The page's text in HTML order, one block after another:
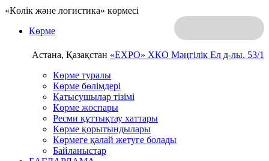
«Көлік және логистика» көрмесі
Астана, Қазақстан «EXPO» ХКО Мәңгілік Ел д-лы. 53/1
Көрме
Көрме туралы
Көрме бөлімдері
Қатысушылар тізімі
Көрме жоспары
Ресми құттықтау хаттары
Көрме қорытындылары
Көрмеге қалай жетуге болады
Байланыстар